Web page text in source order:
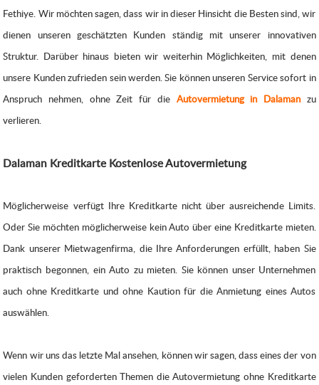
Fethiye. Wir möchten sagen, dass wir in dieser Hinsicht die Besten sind, wir
dienen unseren geschätzten Kunden ständig mit unserer innovativen
Struktur. Darüber hinaus bieten wir weiterhin Möglichkeiten, mit denen
unsere Kunden zufrieden sein werden. Sie können unseren Service sofort in
Anspruch nehmen, ohne Zeit für die Autovermietung in Dalamanzu
verlieren.
Dalaman Kreditkarte Kostenlose Autovermietung
Möglicherweise verfügt Ihre Kreditkarte nicht über ausreichende Limits.
Oder Sie möchten möglicherweise kein Auto über eine Kreditkarte mieten.
Dank unserer Mietwagenfirma, die Ihre Anforderungen erfüllt, haben Sie
praktisch begonnen, ein Auto zu mieten. Sie können unser Unternehmen
auch ohne Kreditkarte und ohne Kaution für die Anmietung eines Autos
auswählen.
Wenn wir uns das letzte Mal ansehen, können wir sagen, dass eines der von
vielen Kunden geforderten Themen die Autovermietung ohne Kreditkarte